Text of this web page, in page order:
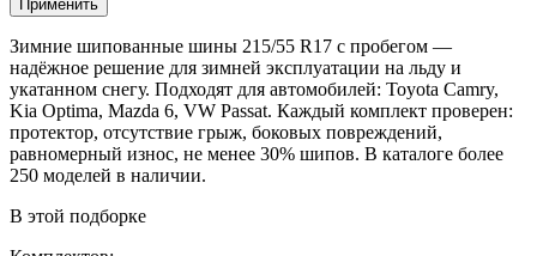
Применить
Зимние шипованные шины 215/55 R17 с пробегом —
надёжное решение для зимней эксплуатации на льду и
укатанном снегу. Подходят для автомобилей: Toyota Camry,
Kia Optima, Mazda 6, VW Passat. Каждый комплект проверен:
протектор, отсутствие грыж, боковых повреждений,
равномерный износ, не менее 30% шипов. В каталоге более
250 моделей в наличии.
В этой подборке